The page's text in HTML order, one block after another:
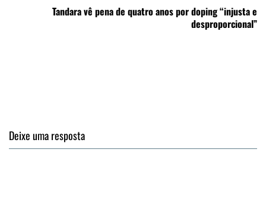
Tandara vê pena de quatro anos por doping “injusta e
desproporcional”
Deixe uma resposta